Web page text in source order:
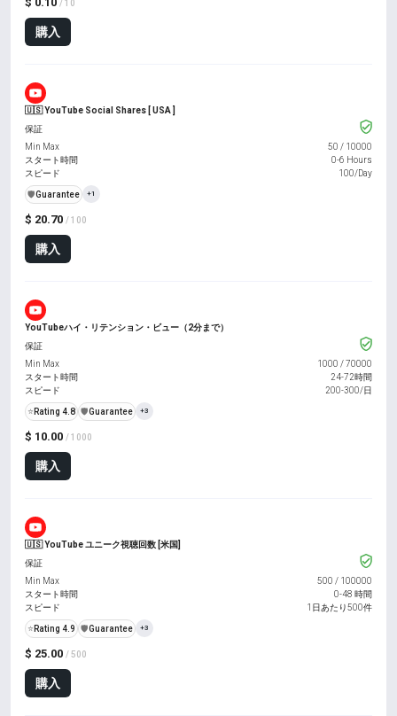
/ 10
購入
🇺🇸 YouTube Social Shares [ USA ]
$ 20.70 / 100
購入
保証
Min Max
50 / 10000
スタート時間
0-6 Hours
スピード
100/Day
️🛡️Guarantee +1
YouTubeハイ・リテンション・ビュー（2分まで）
$ 10.00 / 1000
購入
保証
Min Max
1000 /70000
スタート時間
24-72時間
スピード
200-300/日
⭐ Rating 4.8 ️🛡️Guarantee +3
🇺🇸 YouTube ユニーク視聴回数 [米国]
$ 25.00 / 500
購入
保証
Min Max
500 / 100000
スタート時間
0-48 時間
スピード
1日あたり500件
⭐ Rating 4.9 ️🛡️Guarantee +3